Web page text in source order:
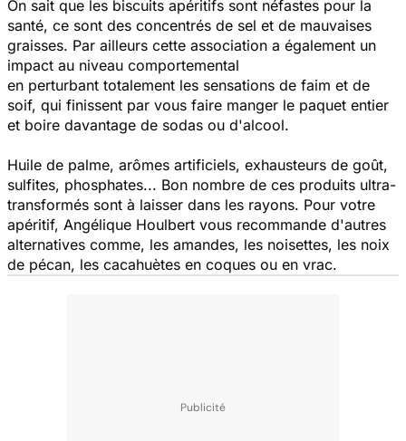
On sait que les biscuits apéritifs sont néfastes pour la
santé, ce sont des concentrés de sel et de mauvaises
graisses. Par ailleurs cette association a également un
impact au niveau comportemental
en perturbant totalement les sensations de faim et de
soif, qui finissent par vous faire manger le paquet entier
et boire davantage de sodas ou d'alcool.
Huile de palme, arômes artificiels, exhausteurs de goût,
sulfites, phosphates... Bon nombre de ces produits ultra-
transformés sont à laisser dans les rayons. Pour votre
apéritif, Angélique Houlbert vous recommande d'autres
alternatives comme, les amandes, les noisettes, les noix
de pécan, les cacahuètes en coques ou en vrac.